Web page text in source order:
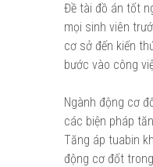
Đề tài đồ án tốt
mọi sinh viên
cơ sở đến kiến
bước vào công
Ngành động cơ
các biện pháp
Tăng áp tuabin
động cơ đốt